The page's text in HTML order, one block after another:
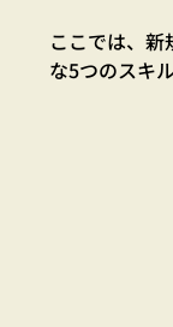
ここでは、
な5つのスキ